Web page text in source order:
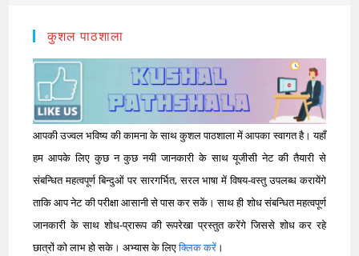
कुशल पाठशाला
आपकी उज्वल भविष्य की कामना के साथ कुशल पाठशाला में आपका स्वागत है। यहाँ
हम आपके लिए कुछ न कुछ नयी जानकारी के साथ यूजीसी नेट की तैयारी से
संबन्धित महत्वपूर्ण बिन्दुओं पर सारगर्भित, सरल भाषा में विषय-वस्तु उपलब्ध करायेंगे
ताकि आप नेट की परीक्षा आसानी से पास कर सकें। साथ ही शोध संबन्धित महत्वपूर्ण
जानकारी के साथ शोध-प्रारूप की रूपरेखा प्रस्तुत करेंगे जिससे शोध कर रहे
छात्रों को लाभ हो सके। अभ्यास के लिएक्लिक करें ।